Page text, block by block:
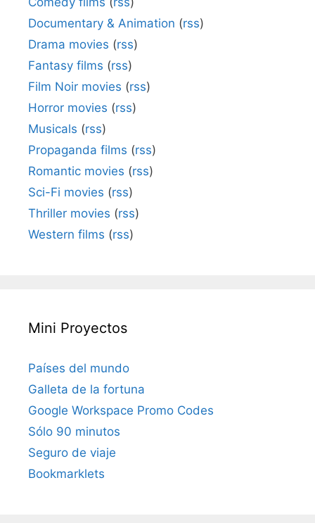
Documentary & Animation (rss)
Drama movies (rss)
Fantasy films (rss)
Film Noir movies (rss)
Horror movies (rss)
Musicals (rss)
Propaganda films (rss)
Romantic movies (rss)
Sci-Fi movies (rss)
Thriller movies (rss)
Western films (rss)
Mini Proyectos
Países del mundo
Galleta de la fortuna
Google Workspace Promo Codes
Sólo 90 minutos
Seguro de viaje
Bookmarklets